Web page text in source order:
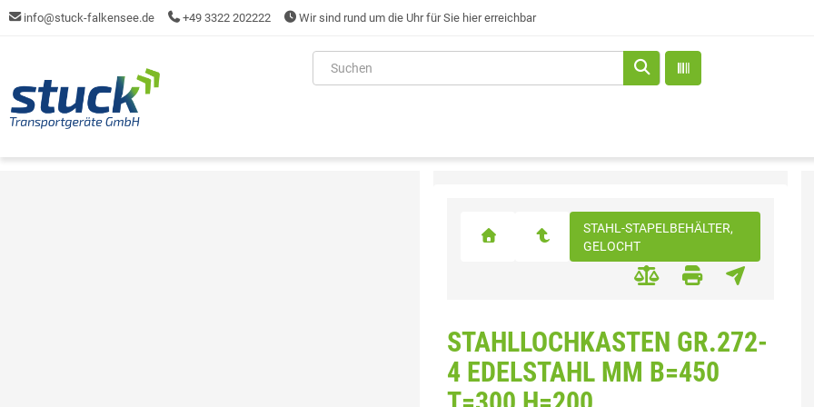
info@stuck-falkensee.de +49 3322 202222 Wir sind rund um die Uhr für Sie hier erreichbar
STAHL-STAPELBEHÄLTER,
GELOCHT
STAHLLOCHKASTEN GR.272-
4 EDELSTAHL MM B=450